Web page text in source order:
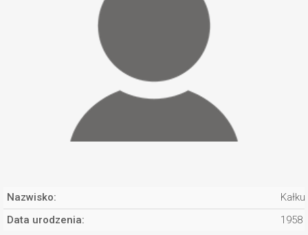
Nazwisko:
Data urodzenia:
1958